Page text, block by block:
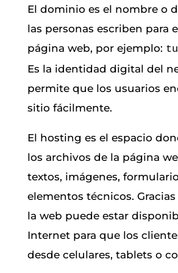
El dominio es el nombre o
las personas escriben para
página web, por ejemplo:
Es la identidad digital del
permite que los usuarios
sitio fácilmente.
El hosting es el espacio
los archivos de la página
textos, imágenes,
elementos técnicos.
la web puede estar
Internet para que los
desde celulares, tablets o